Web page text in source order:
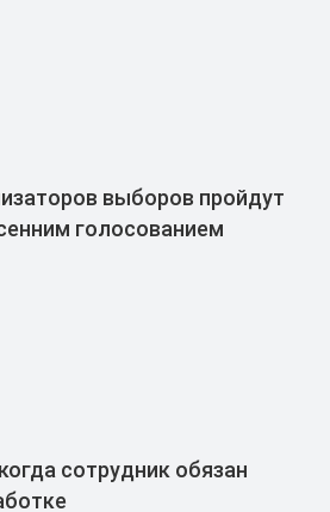
выборов пройдут
голосованием
сотрудник обязан